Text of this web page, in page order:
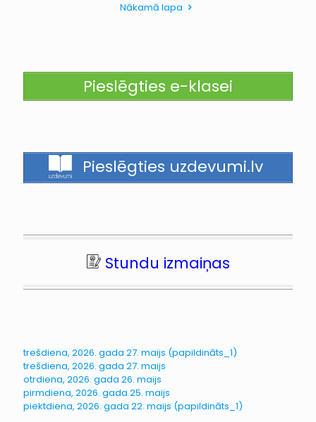
Nākamā lapa
Pieslēgties e-klasei
Pieslēgties uzdevumi.lv
Stundu izmaiņas
trešdiena, 2026. gada 27. maijs (papildināts_1)
trešdiena, 2026. gada 27. maijs
otrdiena, 2026. gada 26. maijs
pirmdiena, 2026. gada 25. maijs
piektdiena, 2026. gada 22. maijs (papildināts_1)